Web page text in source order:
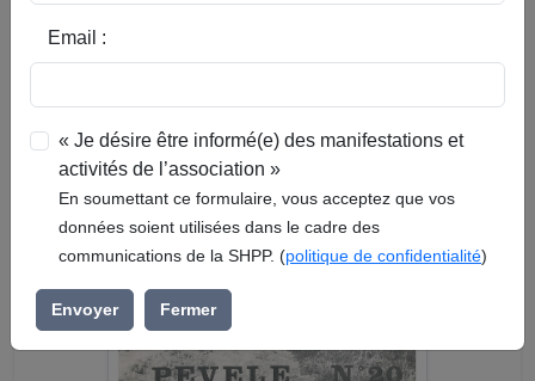
Email :
« Je désire être informé(e) des manifestations et
activités de l’association »
En soumettant ce formulaire, vous acceptez que vos
données soient utilisées dans le cadre des
communications de la SHPP. (politique de confidentialité)
Envoyer Fermer